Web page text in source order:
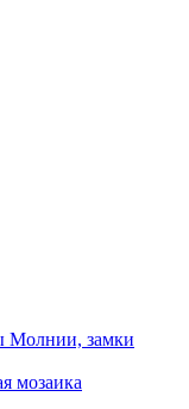
Молнии, замки
мозаика